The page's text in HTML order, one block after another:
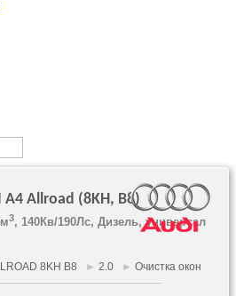
Allroad (8KH, B8)
3, 140Кв/190Лс, Дизель, универсал
8KH B8 ► 2.0 ► Очистка окон